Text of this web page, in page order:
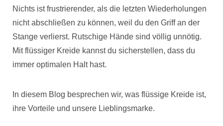
Nichts ist frustrierender, als die letzten Wiederholungen
nicht abschließen zu können, weil du den Griff an der
Stange verlierst. Rutschige Hände sind völlig unnötig.
Mit flüssiger Kreide kannst du sicherstellen, dass du
immer optimalen Halt hast.
In diesem Blog besprechen wir, was flüssige Kreide ist,
ihre Vorteile und unsere Lieblingsmarke.